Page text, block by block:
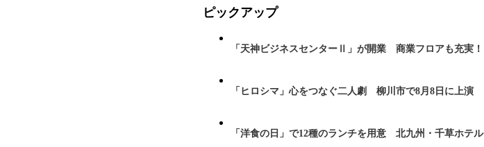
ピックアップ
「天神ビジネスセンターⅡ」が開業 商業フロアも充実！
「ヒロシマ」心をつなぐ二人劇 柳川市で8月8日に上演
「洋食の日」で12種のランチを用意 北九州・千草ホテル